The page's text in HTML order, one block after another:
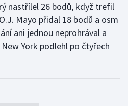
nastřílel 26 bodů, když trefil
Mayo přidal 18 bodů a osm
ani jednou neprohrával a
York podlehl po čtyřech